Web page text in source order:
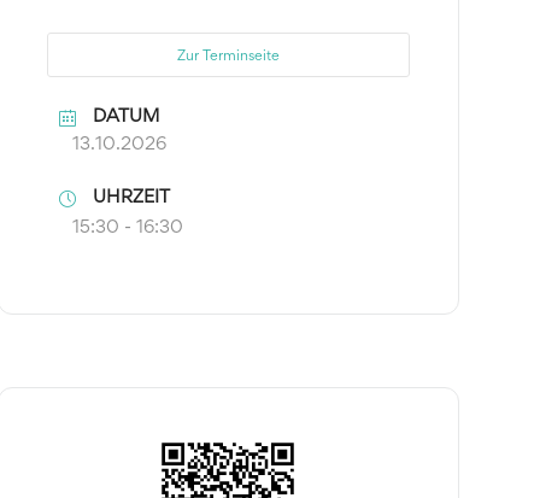
Zur Terminseite
DATUM
13.10.2026
UHRZEIT
15:30 - 16:30